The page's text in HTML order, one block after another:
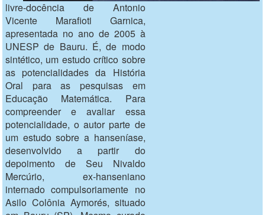
livre-docência de Antonio
Vicente Marafioti Garnica,
apresentada no ano de 2005 à
UNESP de Bauru. É, de modo
sintético, um estudo crítico sobre
as potencialidades da História
Oral para as pesquisas em
Educação Matemática. Para
compreender e avaliar essa
potencialidade, o autor parte de
um estudo sobre a hanseníase,
desenvolvido a partir do
depoimento de Seu Nivaldo
Mercúrio, ex-hanseniano
internado compulsoriamente no
Asilo Colônia Aymorés, situado